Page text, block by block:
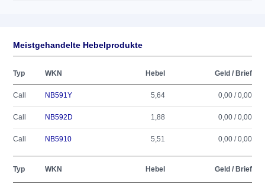
Meistgehandelte Hebelprodukte
Typ WKN Hebel Geld / Brief
Call NB591Y 5,64 0,00 / 0,00
Call NB592D 1,88 0,00 / 0,00
Call NB5910 5,51 0,00 / 0,00
Typ WKN Hebel Geld / Brief